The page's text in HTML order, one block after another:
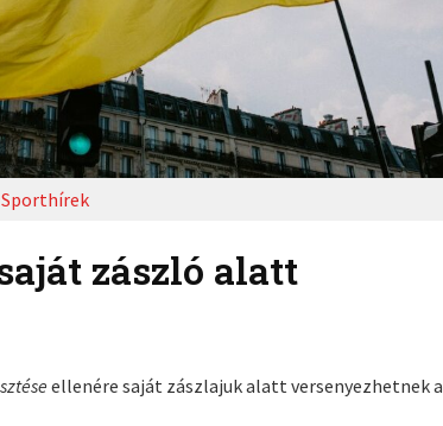
Sporthírek
zászló alatt
ellenére saját zászlajuk alatt versenyezhetnek a